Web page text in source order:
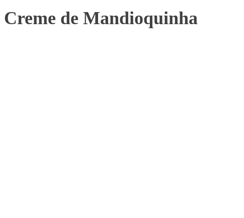
Creme de Mandioquinha